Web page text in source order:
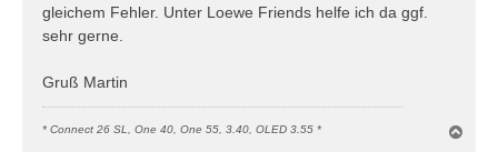
gleichem Fehler. Unter Loewe Friends helfe ich da ggf.
sehr gerne.
Gruß Martin
* Connect 26 SL, One 40, One 55, 3.40, OLED 3.55 *